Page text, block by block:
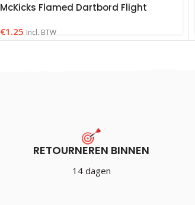
McKicks Flamed Dartbord Flight
€1.25 Incl. BTW
RETOURNEREN BINNEN
14 dagen